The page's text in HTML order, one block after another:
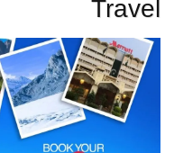
Travel